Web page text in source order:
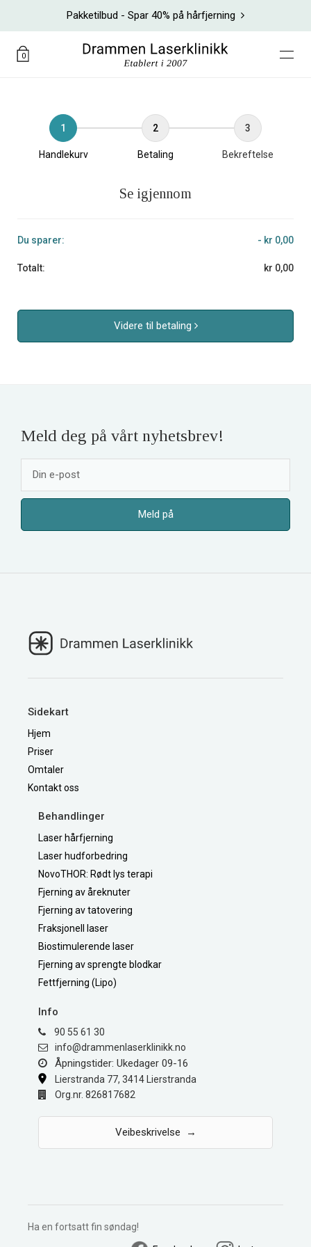
Pakketilbud - Spar 40% på hårfjerning
0
1
Handlekurv
2
Betaling
3
Bekreftelse
Se igjennom
Du sparer: - kr 0,00
Totalt: kr 0,00
Videre til betaling
Meld deg på vårt nyhetsbrev!
Sidekart
Hjem
Priser
Omtaler
Kontakt oss
Behandlinger
Laser hårfjerning
Laser hudforbedring
NovoTHOR: Rødt lys terapi
Fjerning av åreknuter
Fjerning av tatovering
Fraksjonell laser
Biostimulerende laser
Fjerning av sprengte blodkar
Fettfjerning (Lipo)
Info
90 55 61 30
on.kkinilkresalnemmard@ofni
Åpningstider: Ukedager 09-16
Lierstranda 77, 3414 Lierstranda
Org.nr. 826817682
Veibeskrivelse →
Ha en fortsatt fin søndag!